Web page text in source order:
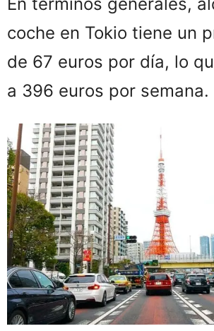
AGOSTO
80 €
SEPTIEMBRE 67 €
NOVIEMBRE
80 €
DICIEMBRE
87,50 €
coche en Tokio tiene un
de 67 euros por día, lo
a 396 euros por semana.